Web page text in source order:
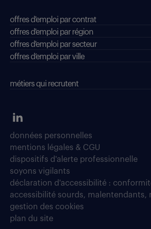
offres d'emploi par contrat
offres d'emploi par région
offres d'emploi par secteur
offres d’emploi par ville
métiers qui recrutent
données personnelles
mentions légales & CGU
dispositifs d'alerte professionnelle
soyons vigilants
déclaration d'accessibilité :
accessibilité sourds, malentendants,
gestion des cookies
plan du site